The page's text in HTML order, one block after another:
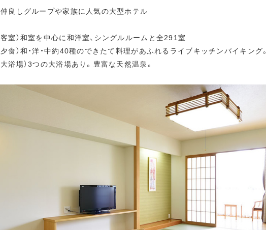
仲良しグループや家族に人気の大型ホテル
客室）和室を中心に和洋室、シングルルームと全291室
夕食）和・洋・中約40種のできたて料理があふれるライブキッチンバイキング。
大浴場）3つの大浴場あり。豊富な天然温泉。